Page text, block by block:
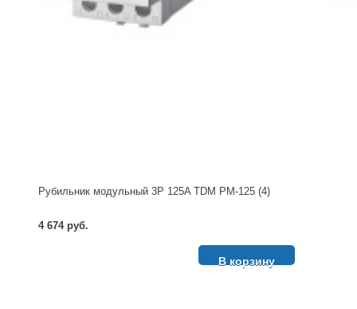
Рубильник модульный 3P 125A TDM РМ-125 (4)
4 674 руб.
В корзину